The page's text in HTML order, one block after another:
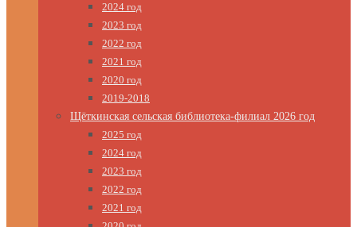
2024 год
2023 год
2022 год
2021 год
2020 год
2019-2018
Щёткинская сельская библиотека-филиал 2026 год
2025 год
2024 год
2023 год
2022 год
2021 год